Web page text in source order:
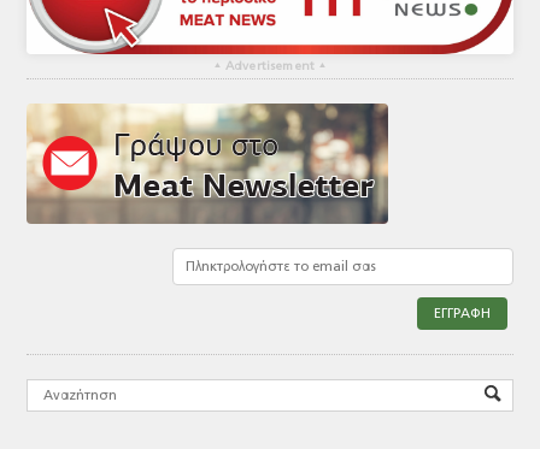
▴ Advertisement ▴